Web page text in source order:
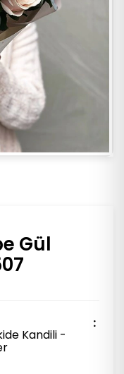
Gül
Kandili -